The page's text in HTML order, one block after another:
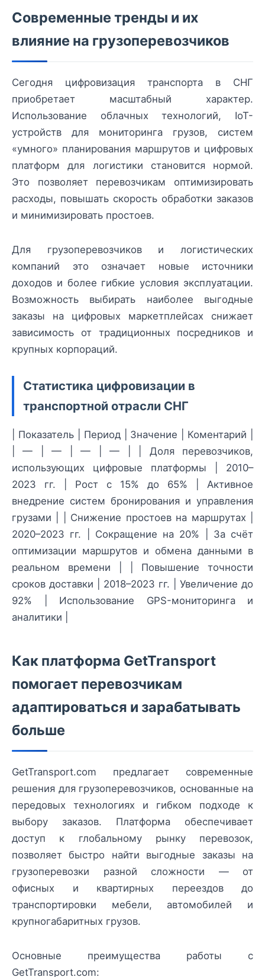
Современные тренды и их
влияние на грузоперевозчиков
Сегодня цифровизация транспорта в СНГ
приобретает масштабный характер.
Использование облачных технологий, IoT-
устройств для мониторинга грузов, систем
«умного» планирования маршрутов и цифровых
платформ для логистики становится нормой.
Это позволяет перевозчикам оптимизировать
расходы, повышать скорость обработки заказов
и минимизировать простоев.
Для грузоперевозчиков и логистических
компаний это означает новые источники
доходов и более гибкие условия эксплуатации.
Возможность выбирать наиболее выгодные
заказы на цифровых маркетплейсах снижает
зависимость от традиционных посредников и
крупных корпораций.
Статистика цифровизации в
транспортной отрасли СНГ
| Показатель | Период | Значение | Коментарий |
| — | — | — | — | | Доля перевозчиков,
использующих цифровые платформы | 2010–
2023 гг. | Рост с 15% до 65% | Активное
внедрение систем бронирования и управления
грузами | | Снижение простоев на маршрутах |
2020–2023 гг. | Сокращение на 20% | За счёт
оптимизации маршрутов и обмена данными в
реальном времени | | Повышение точности
сроков доставки | 2018–2023 гг. | Увеличение до
92% | Использование GPS-мониторинга и
аналитики |
Как платформа GetTransport
помогает перевозчикам
адаптироваться и зарабатывать
больше
GetTransport.com предлагает современные
решения для грузоперевозчиков, основанные на
передовых технологиях и гибком подходе к
выбору заказов. Платформа обеспечивает
доступ к глобальному рынку перевозок,
позволяет быстро найти выгодные заказы на
грузоперевозки разной сложности — от
офисных и квартирных переездов до
транспортировки мебели, автомобилей и
крупногабаритных грузов.
Основные преимущества работы с
GetTransport.com: